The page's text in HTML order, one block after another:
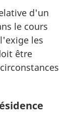
d'un
le cours
les
être